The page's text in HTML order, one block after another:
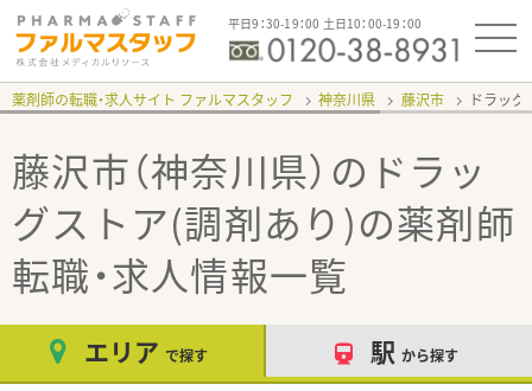
平日9：30-19：00 土日10：00-19：00
薬剤師の転職・求人サイト ファルマスタッフ 神奈川県 藤沢市 ドラッ
藤沢市（神奈川県）のドラッ
グストア(調剤あり)の薬剤師
転職・求人情報一覧
エリア で探す 駅 から探す